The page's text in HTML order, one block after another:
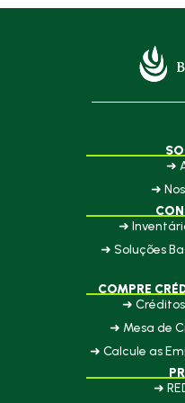
➜
➜
➜
➜ Soluções
COMPRE
➜ Créditos
➜ Mesa de
➜ Calcule as
➜